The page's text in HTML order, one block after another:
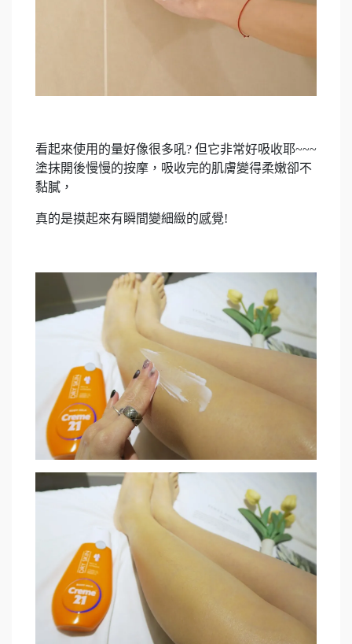
看起來使用的量好像很多吼? 但它非常好吸收耶~~~
塗抹開後慢慢的按摩，吸收完的肌膚變得柔嫩卻不
黏膩，
真的是摸起來有瞬間變細緻的感覺!